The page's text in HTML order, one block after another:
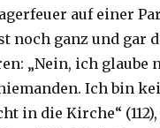
auf einer
noch ganz und gar
„Nein, ich glaube
Ich bin
in die Kirche“